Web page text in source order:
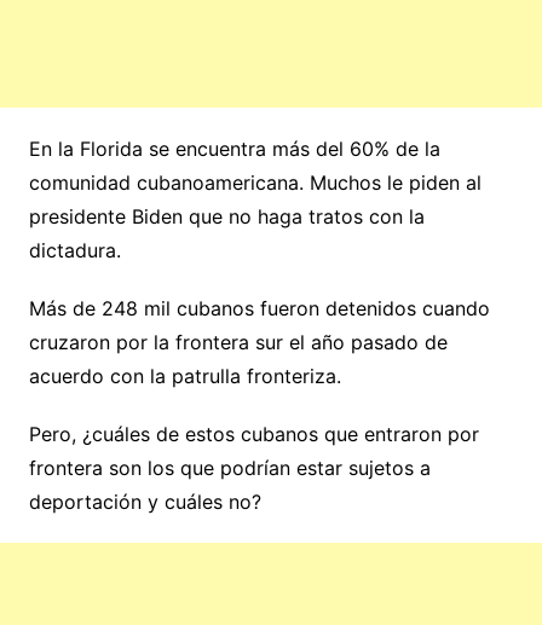
En la Florida se encuentra más del 60% de la
comunidad cubanoamericana. Muchos le piden al
presidente Biden que no haga tratos con la
dictadura.
Más de 248 mil cubanos fueron detenidos cuando
cruzaron por la frontera sur el año pasado de
acuerdo con la patrulla fronteriza.
Pero, ¿cuáles de estos cubanos que entraron por
frontera son los que podrían estar sujetos a
deportación y cuáles no?